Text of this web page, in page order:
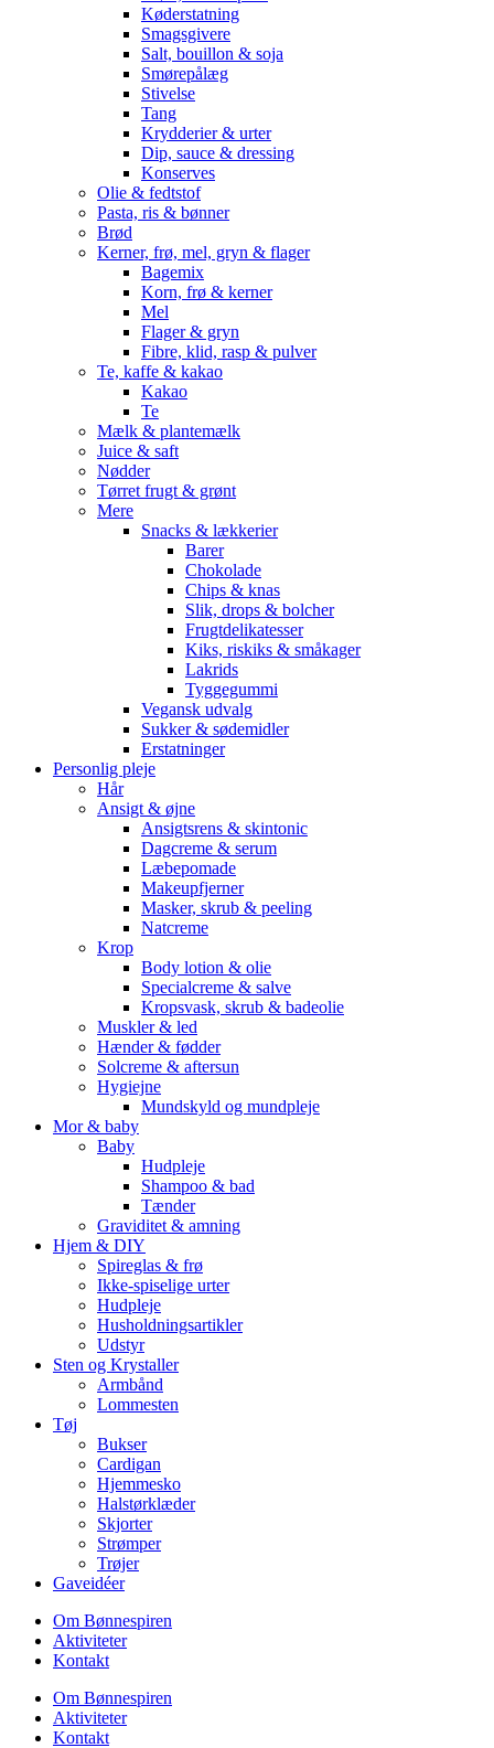
Køderstatning
Smagsgivere
Salt, bouillon & soja
Smørepålæg
Stivelse
Tang
Krydderier & urter
Dip, sauce & dressing
Konserves
Olie & fedtstof
Pasta, ris & bønner
Brød
Kerner, frø, mel, gryn & flager
Bagemix
Korn, frø & kerner
Mel
Flager & gryn
Fibre, klid, rasp & pulver
Te, kaffe & kakao
Kakao
Te
Mælk & plantemælk
Juice & saft
Nødder
Tørret frugt & grønt
Mere
Snacks & lækkerier
Barer
Chokolade
Chips & knas
Slik, drops & bolcher
Frugtdelikatesser
Kiks, riskiks & småkager
Lakrids
Tyggegummi
Vegansk udvalg
Sukker & sødemidler
Erstatninger
Personlig pleje
Hår
Ansigt & øjne
Ansigtsrens & skintonic
Dagcreme & serum
Læbepomade
Makeupfjerner
Masker, skrub & peeling
Natcreme
Krop
Body lotion & olie
Specialcreme & salve
Kropsvask, skrub & badeolie
Muskler & led
Hænder & fødder
Solcreme & aftersun
Hygiejne
Mundskyld og mundpleje
Mor & baby
Baby
Hudpleje
Shampoo & bad
Tænder
Graviditet & amning
Hjem & DIY
Spireglas & frø
Ikke-spiselige urter
Hudpleje
Husholdningsartikler
Udstyr
Sten og Krystaller
Armbånd
Lommesten
Tøj
Bukser
Cardigan
Hjemmesko
Halstørklæder
Skjorter
Strømper
Trøjer
Gaveidéer
Om Bønnespiren
Aktiviteter
Kontakt
Om Bønnespiren
Aktiviteter
Kontakt